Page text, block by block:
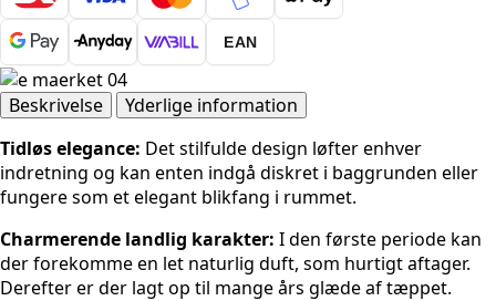
Rex
Natural
hvid-
sort
antal
EAN
Beskrivelse
Yderlige information
Tidløs elegance: Det stilfulde design løfter enhver
indretning og kan enten indgå diskret i baggrunden eller
fungere som et elegant blikfang i rummet.
Charmerende landlig karakter: I den første periode kan
der forekomme en let naturlig duft, som hurtigt aftager.
Derefter er der lagt op til mange års glæde af tæppet.